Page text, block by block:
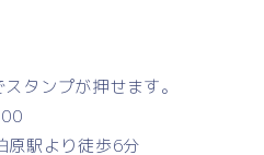
タンプが押せます。
駅より徒歩6分